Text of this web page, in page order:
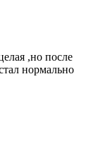
,но после
нормально